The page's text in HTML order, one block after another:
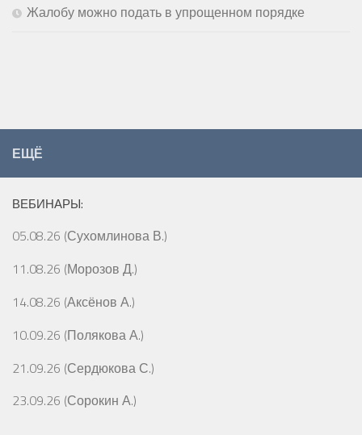
Жалобу можно подать в упрощенном порядке
ЕЩЁ
ВЕБИНАРЫ:
05.08.26 (Сухомлинова В.)
11.08.26 (Морозов Д.)
14.08.26 (Аксёнов А.)
10.09.26 (Полякова А.)
21.09.26 (Сердюкова С.)
23.09.26 (Сорокин А.)